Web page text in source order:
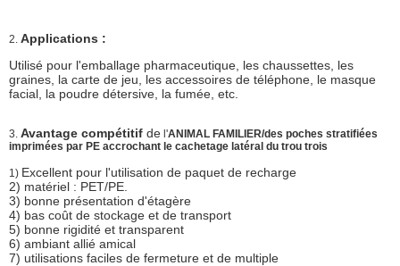
2. Applications :
Utilisé pour l'emballage pharmaceutique, les chaussettes, les
graines, la carte de jeu, les accessoires de téléphone, le masque
facial, la poudre détersive, la fumée, etc.
3. Avantage compétitif de l'ANIMAL FAMILIER/des poches stratifiées
imprimées par PE accrochant le cachetage latéral du trou trois
1) Excellent pour l'utilisation de paquet de recharge
2) matériel : PET/PE.
3) bonne présentation d'étagère
4) bas coût de stockage et de transport
5) bonne rigidité et transparent
6) ambiant allié amical
7) utilisations faciles de fermeture et de multiple